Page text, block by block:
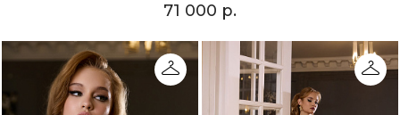
71 000 р.